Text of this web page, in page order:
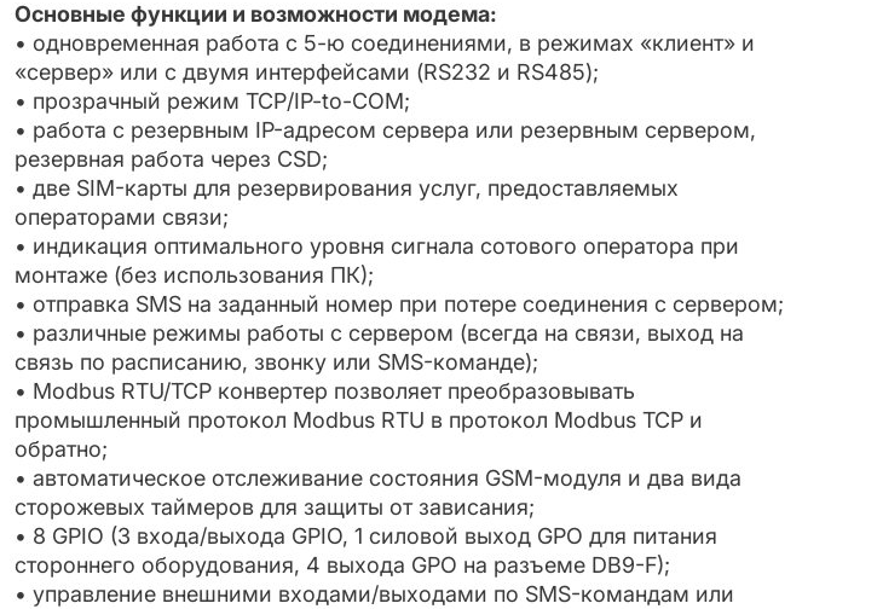
Основные функции и возможности модема:
• одновременная работа с 5-ю соединениями, в режимах «клиент» и
«сервер» или с двумя интерфейсами (RS232 и RS485);
• прозрачный режим TCP/IP-to-COM;
• работа с резервным IP-адресом сервера или резервным сервером,
резервная работа через CSD;
• две SIM-карты для резервирования услуг, предоставляемых
операторами связи;
• индикация оптимального уровня сигнала сотового оператора при
монтаже (без использования ПК);
• отправка SMS на заданный номер при потере соединения с сервером;
• различные режимы работы с сервером (всегда на связи, выход на
связь по расписанию, звонку или SMS-команде);
• Modbus RTU/TCP конвертер позволяет преобразовывать
промышленный протокол Modbus RTU в протокол Modbus TCP и
обратно;
• автоматическое отслеживание состояния GSM-модуля и два вида
сторожевых таймеров для защиты от зависания;
• 8 GPIO (3 входа/выхода GPIO, 1 силовой выход GPO для питания
стороннего оборудования, 4 выхода GPO на разъеме DB9-F);
• управление внешними входами/выходами по SMS-командам или